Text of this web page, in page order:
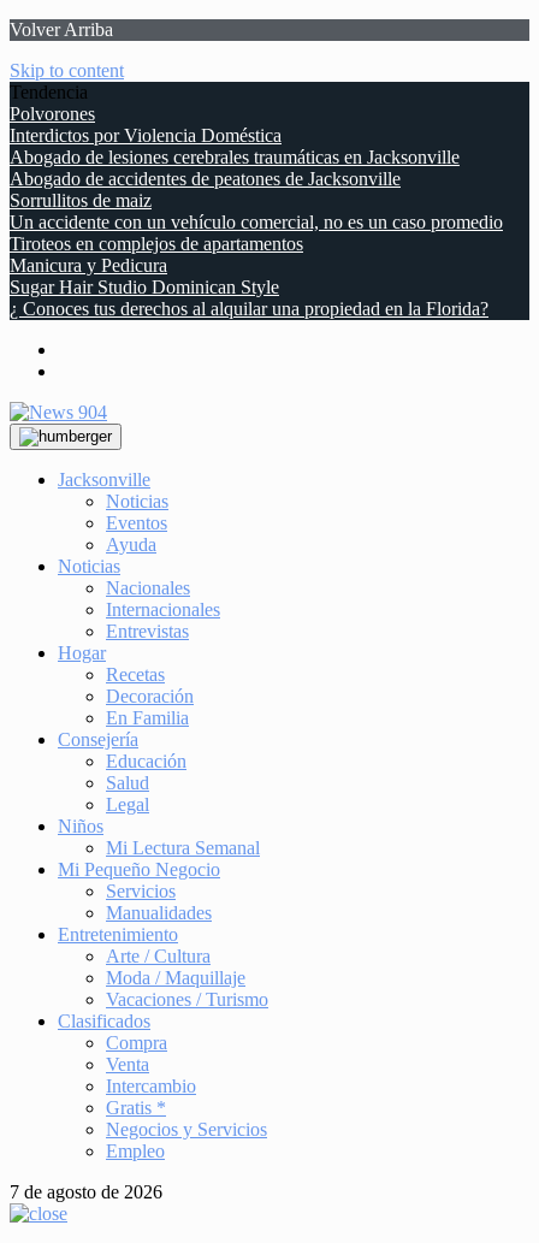
Volver Arriba
Skip to content
Tendencia
Polvorones
Interdictos por Violencia Doméstica
Abogado de lesiones cerebrales traumáticas en Jacksonville
Abogado de accidentes de peatones de Jacksonville
Sorrullitos de maiz
Un accidente con un vehículo comercial, no es un caso promedio
Tiroteos en complejos de apartamentos
Manicura y Pedicura
Sugar Hair Studio Dominican Style
¿ Conoces tus derechos al alquilar una propiedad en la Florida?
Jacksonville
Noticias
Eventos
Ayuda
Noticias
Nacionales
Internacionales
Entrevistas
Hogar
Recetas
Decoración
En Familia
Consejería
Educación
Salud
Legal
Niños
Mi Lectura Semanal
Mi Pequeño Negocio
Servicios
Manualidades
Entretenimiento
Arte / Cultura
Moda / Maquillaje
Vacaciones / Turismo
Clasificados
Compra
Venta
Intercambio
Gratis *
Negocios y Servicios
Empleo
7 de agosto de 2026